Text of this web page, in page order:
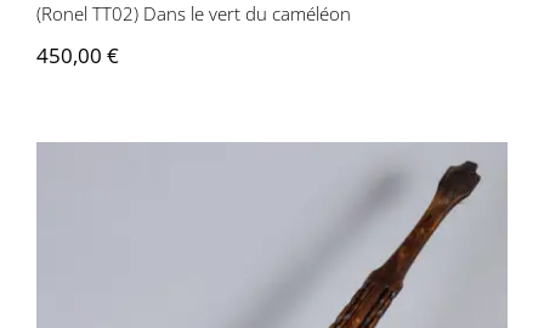
(Ronel TT02) Dans le vert du caméléon
450,00 €